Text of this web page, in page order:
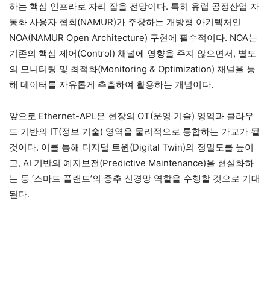
하는 핵심 인프라로 자리 잡을 전망이다. 특히 유럽 공정산업 자
동화 사용자 협회(NAMUR)가 주창하는 개방형 아키텍처인
NOA(NAMUR Open Architecture) 구현에 필수적이다. NOA는
기존의 핵심 제어(Control) 채널에 영향을 주지 않으면서, 별도
의 모니터링 및 최적화(Monitoring & Optimization) 채널을 통
해 데이터를 자유롭게 추출하여 활용하는 개념이다.
앞으로 Ethernet-APL은 현장의 OT(운영 기술) 영역과 클라우
드 기반의 IT(정보 기술) 영역을 물리적으로 통합하는 가교가 될
것이다. 이를 통해 디지털 트윈(Digital Twin)의 정밀도를 높이
고, AI 기반의 예지보전(Predictive Maintenance)을 현실화하
는 등 ‘스마트 플랜트’의 중추 신경망 역할을 수행할 것으로 기대
된다.